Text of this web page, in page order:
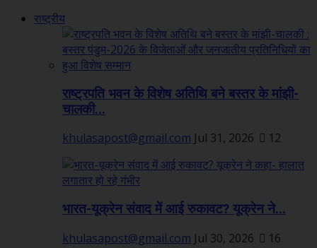
राष्ट्रीय
राष्ट्रपति भवन के विशेष अतिथि बने बस्तर के मांझी-
चालकी...
khulasapost@gmail.com Jul 31, 2026 12
भारत-यूक्रेन संवाद में आई रुकावट? यूक्रेन ने...
khulasapost@gmail.com Jul 30, 2026 16